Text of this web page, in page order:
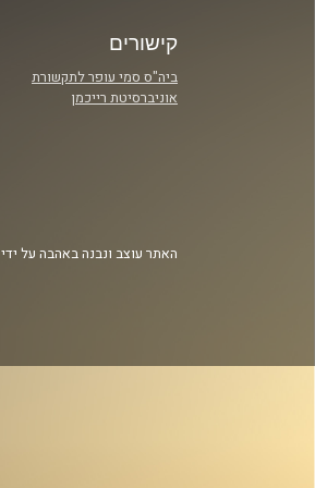
קישורים
ביה"ס סמי עופר לתקשורת
אוניברסיטת רייכמן
האתר עוצב ונבנה באהבה על ידי